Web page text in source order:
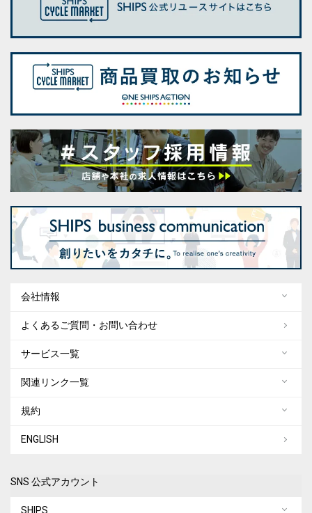
会社情報
よくあるご質問・お問い合わせ
サービス一覧
関連リンク一覧
規約
ENGLISH
SNS 公式アカウント
SHIPS